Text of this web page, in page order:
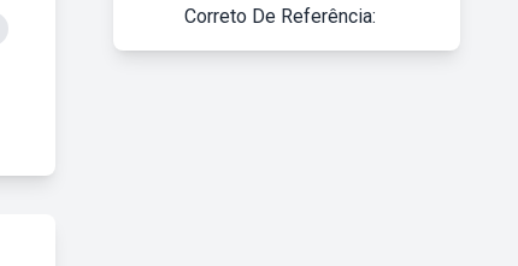
Correto De Referência: